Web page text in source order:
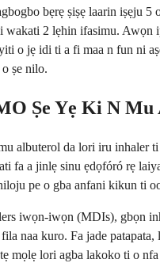
bẹrẹ ṣiṣẹ laarin iṣẹju 5
wakati 2 lẹhin ifasimu. Awọn
o jẹ idi ti a fi maa n fun ni
ṣe nilo.
Ṣe Yẹ Ki N
albuterol da lori iru inhaler
fa a jinlẹ sinu ẹdọfóró rẹ
pe o gba anfani kikun ti
iwọn-iwọn (MDIs), gbọn
naa kuro. Fa jade patapata,
mọlẹ lori agba lakoko ti o